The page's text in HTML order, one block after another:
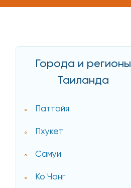
Города и регионы
Таиланда
Паттайя
Пхукет
Самуи
Ко Чанг